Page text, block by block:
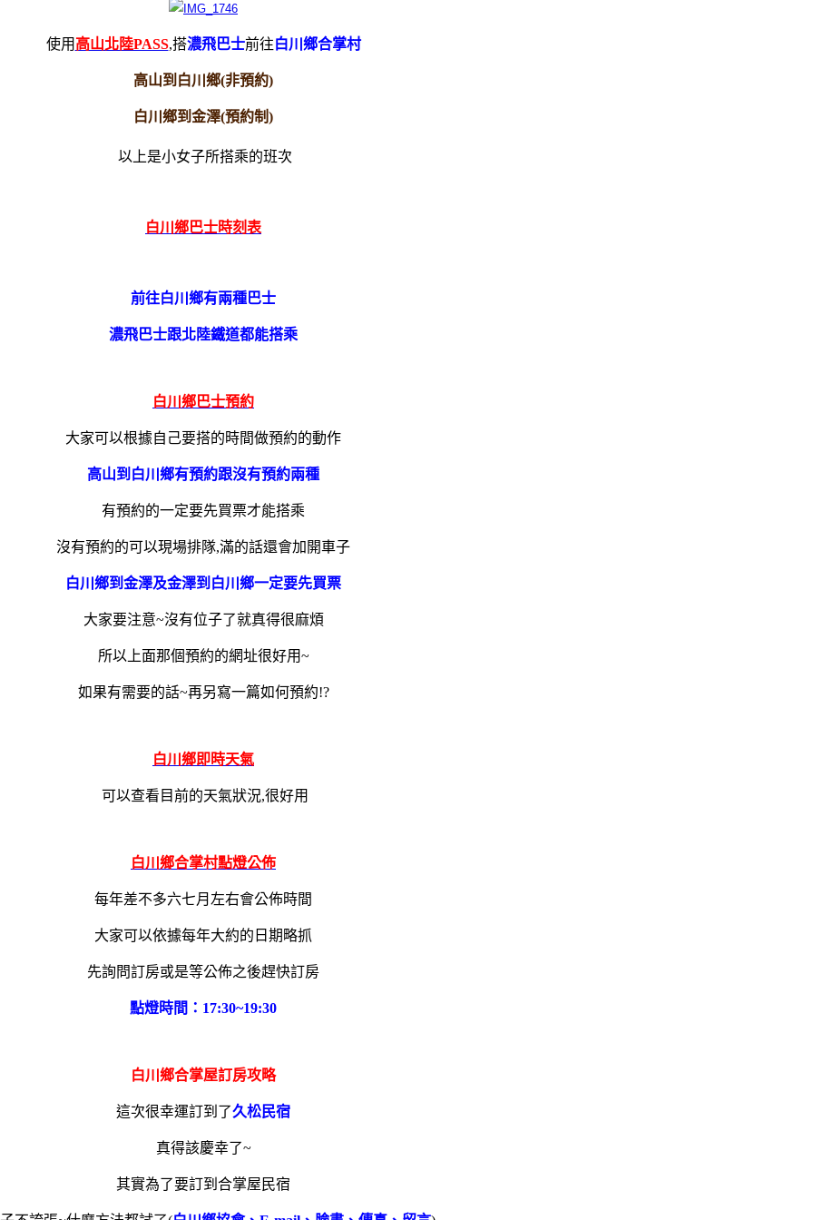
使用 高山北陸PASS,搭濃飛巴士前往白川鄉合掌村
高山到白川鄉(非預約)
白川鄉到金澤(預約制)
以上是小女子所搭乘的班次
白川鄉 巴士時刻表
前往白川鄉有兩種巴士
濃飛巴士跟北陸鐵道都能搭乘
白川鄉巴士預約
大家可以根據自己要搭的時間做預約的動作
高山到白川鄉有預約跟沒有預約兩種
有預約的一定要先買票才能搭乘
沒有預約的可以現場排隊,滿的話還會加開車子
白川鄉到金澤及金澤到白川鄉一定要先買票
大家要注意~沒有位子了就真得很麻煩
所以上面那個預約的網址很好用~
如果有需要的話~再另寫一篇如何預約!?
白川鄉即時天氣
可以查看目前的天氣狀況,很好用
白川鄉合掌村點燈公佈
每年差不多六七月左右會公佈時間
大家可以依據每年大約的日期 略抓
先詢問訂房或是等公佈之後趕快訂房
點燈時間：17:30~19:30
白川鄉合掌屋訂房攻略
這次很幸運訂到了久松民宿
真得該慶幸了~
其實為了要訂到合掌屋民宿